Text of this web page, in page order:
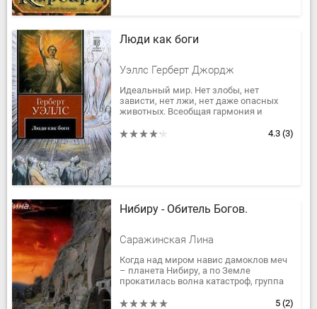
Люди как боги
Уэллс Герберт Джордж
Идеальный мир. Нет злобы, нет
зависти, нет лжи, нет даже опасных
животных. Всеобщая гармония и
как боги: умные, прекрасные,
4.3 (3)
Нибиру - Обитель Богов.
Саражинская Лина
Когда над миром навис дамоклов меч
– планета Нибиру, а по Земле
прокатилась волна катастроф, группа
оказываются оторванными от...
5 (2)